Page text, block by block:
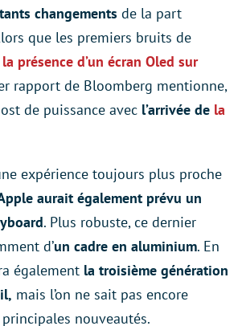
changements de la part
que les premiers bruits de
la présence d’un écran Oled sur
rapport de Bloomberg mentionne,
de puissance avec l’arrivée de la
expérience toujours plus proche
aurait également prévu un
. Plus robuste, ce dernier
d’un cadre en aluminium. En
également la troisième génération
mais l’on ne sait pas encore
nouveautés.